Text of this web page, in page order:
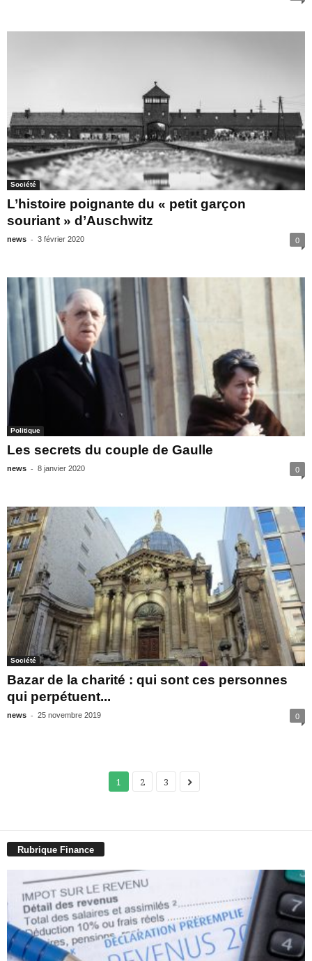
Société
L’histoire poignante du « petit garçon
souriant » d’Auschwitz
news - 3 février 2020 0
Politique
Les secrets du couple de Gaulle
news - 8 janvier 2020 0
Société
Bazar de la charité : qui sont ces personnes
qui perpétuent...
news - 25 novembre 2019 0
1 2 3
Rubrique Finance